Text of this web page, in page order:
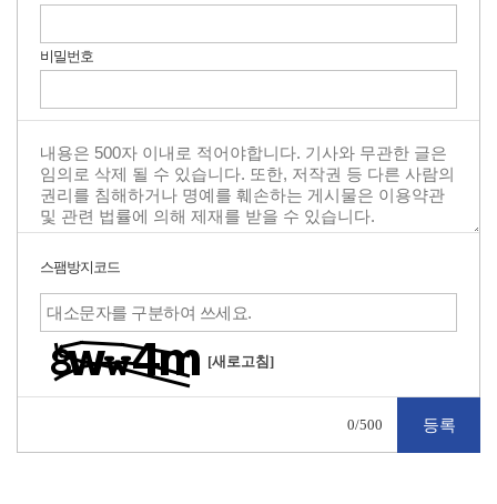
비밀번호
스팸방지코드
[새로고침]
0/500